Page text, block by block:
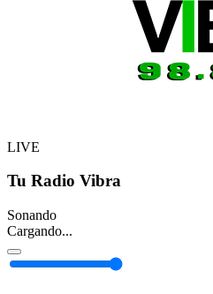
LIVE
Tu Radio Vibra
Sonando
Cargando...